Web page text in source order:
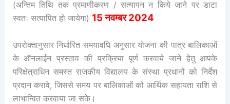
(अन्तिम तिथि तक प्रमाणीकरण / सत्यापन न किये जाने पर डाटा
स्वतः सत्यापित हो जायेगा) 15 नवम्बर 2024
उपरोक्तानुसार निर्धारित समयावधि अनुसार योजना की पात्र बालिकाओं
के ऑनलाईन प्रस्ताव की प्रक्रिया पूर्ण करवाये जाने हेतु आपके
परिक्षेत्राधिन समस्त राजकीय विद्यालय के संस्था प्रधानों को निर्देश
प्रदान करावे, जिससे समय पर बालिकाओं को आर्थिक सहायता राशि से
लाभान्वित करवाया जा सके।